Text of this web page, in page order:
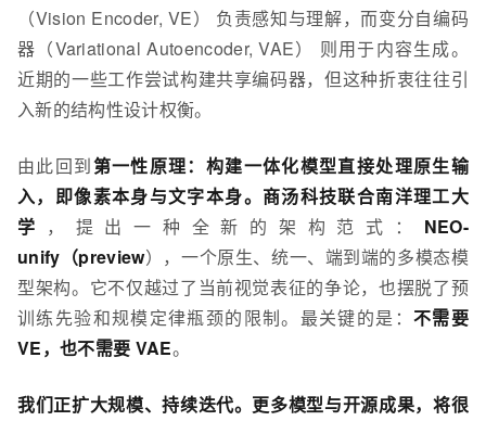
（Vision Encoder, VE） 负责感知与理解，而变分自编码
器（Variational Autoencoder, VAE） 则用于内容生成。
近期的一些工作尝试构建共享编码器，但这种折衷往往引
入新的结构性设计权衡。
由此回到第一性原理：构建一体化模型直接处理原生输
入，即像素本身与文字本身。商汤科技联合南洋理工大
学 ，提出一种全新的架构范式： NEO-
unify（preview），一个原生、统一、端到端的多模态模
型架构。它不仅越过了当前视觉表征的争论，也摆脱了预
训练先验和规模定律瓶颈的限制。最关键的是： 不需要
VE，也不需要 VAE。
我们正扩大规模、持续迭代。更多模型与开源成果，将很